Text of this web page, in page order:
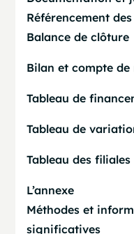
Référencement
Balance de clôture
Bilan et compte de
Tableau de
Tableau de
Tableau des
L’annexe
Méthodes et
significatives